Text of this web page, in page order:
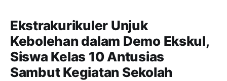
Ekstrakurikuler Unjuk
Kebolehan dalam Demo Ekskul,
Siswa Kelas 10 Antusias
Sambut Kegiatan Sekolah